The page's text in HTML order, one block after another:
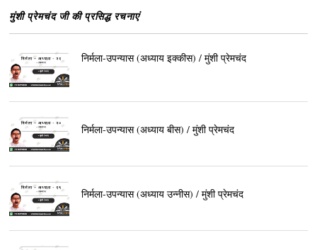
मुंशी प्रेमचंद जी की प्रसिद्ध रचनाएं
निर्मला-उपन्यास (अध्याय इक्कीस) / मुंशी प्रेमचंद
निर्मला-उपन्यास (अध्याय बीस) / मुंशी प्रेमचंद
निर्मला-उपन्यास (अध्याय उन्नीस) / मुंशी प्रेमचंद